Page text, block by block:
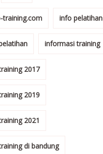
training.com info pelatihan
informasi training
2017
2019
2021
di bandung